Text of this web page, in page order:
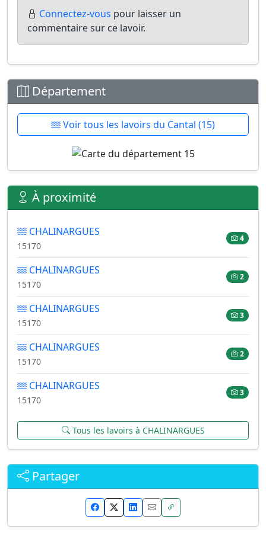
Connectez-vous pour laisser un
commentaire sur ce lavoir.
Département
Voir tous les lavoirs du Cantal (15)
À proximité
CHALINARGUES
15170
4
CHALINARGUES
15170
2
CHALINARGUES
15170
3
CHALINARGUES
15170
2
CHALINARGUES
15170
3
Tous les lavoirs à CHALINARGUES
Partager